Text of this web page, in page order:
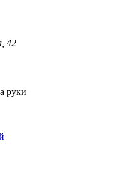
42
руки